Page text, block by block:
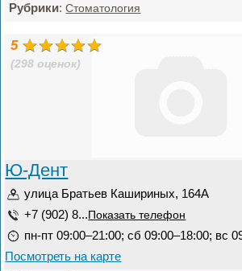
Рубрики:Стоматология
5
(298 оценок)
Ю-Дент
улица Братьев Кашириных, 164А
+7 (902) 8... Показать телефон
пн-пт 09:00–21:00; сб 09:00–18:00; вс
Посмотреть на карте